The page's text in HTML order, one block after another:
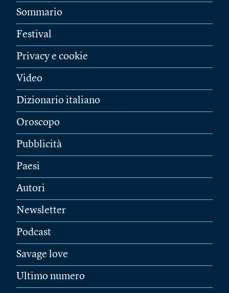
Sommario
Festival
Privacy e cookie
Video
Dizionario italiano
Oroscopo
Pubblicità
Paesi
Autori
Newsletter
Podcast
Savage love
Ultimo numero